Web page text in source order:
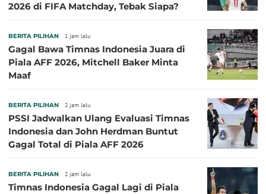
2026 di FIFA Matchday, Tebak Siapa?
BERITA PILIHAN 1 jam lalu
Gagal Bawa Timnas Indonesia Juara di
Piala AFF 2026, Mitchell Baker Minta
Maaf
BERITA PILIHAN 2 jam lalu
PSSI Jadwalkan Ulang Evaluasi Timnas
Indonesia dan John Herdman Buntut
Gagal Total di Piala AFF 2026
BERITA PILIHAN 2 jam lalu
Timnas Indonesia Gagal Lagi di Piala